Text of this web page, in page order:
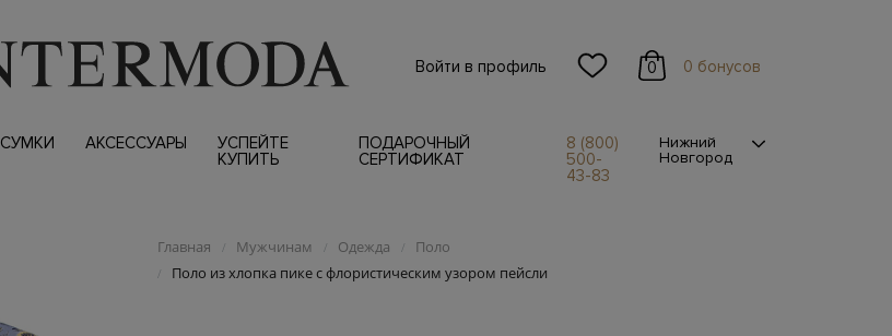
Войти в профиль 0 0 бонусов
СУМКИ АКСЕССУАРЫ
УСПЕЙТЕ
КУПИТЬ
ПОДАРОЧНЫЙ
СЕРТИФИКАТ
8 (800)
500-
43-83
Нижний
Новгород
Главная / Мужчинам / Одежда / Поло
/ Поло из хлопка пике с флористическим узором пейсли